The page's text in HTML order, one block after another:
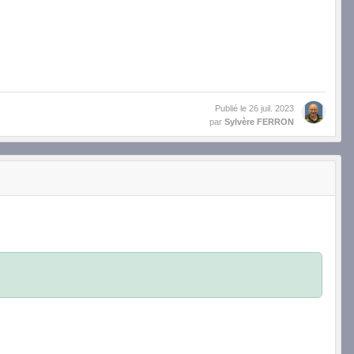
Publié le 26 juil. 2023
par Sylvère FERRON